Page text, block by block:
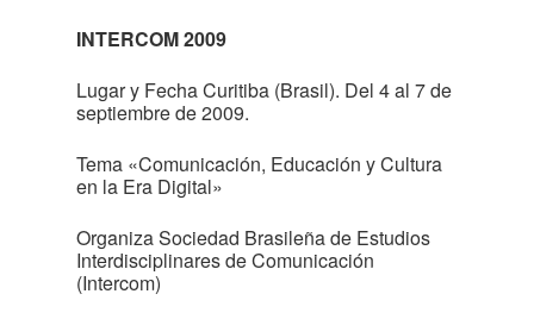
INTERCOM 2009
Lugar y Fecha Curitiba (Brasil). Del 4 al 7 de
septiembre de 2009.
Tema «Comunicación, Educación y Cultura
en la Era Digital»
Organiza Sociedad Brasileña de Estudios
Interdisciplinares de Comunicación
(Intercom)